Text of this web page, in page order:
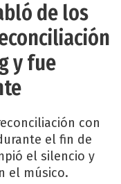
de los
y fue
con
el fin de
el silencio y
el músico.